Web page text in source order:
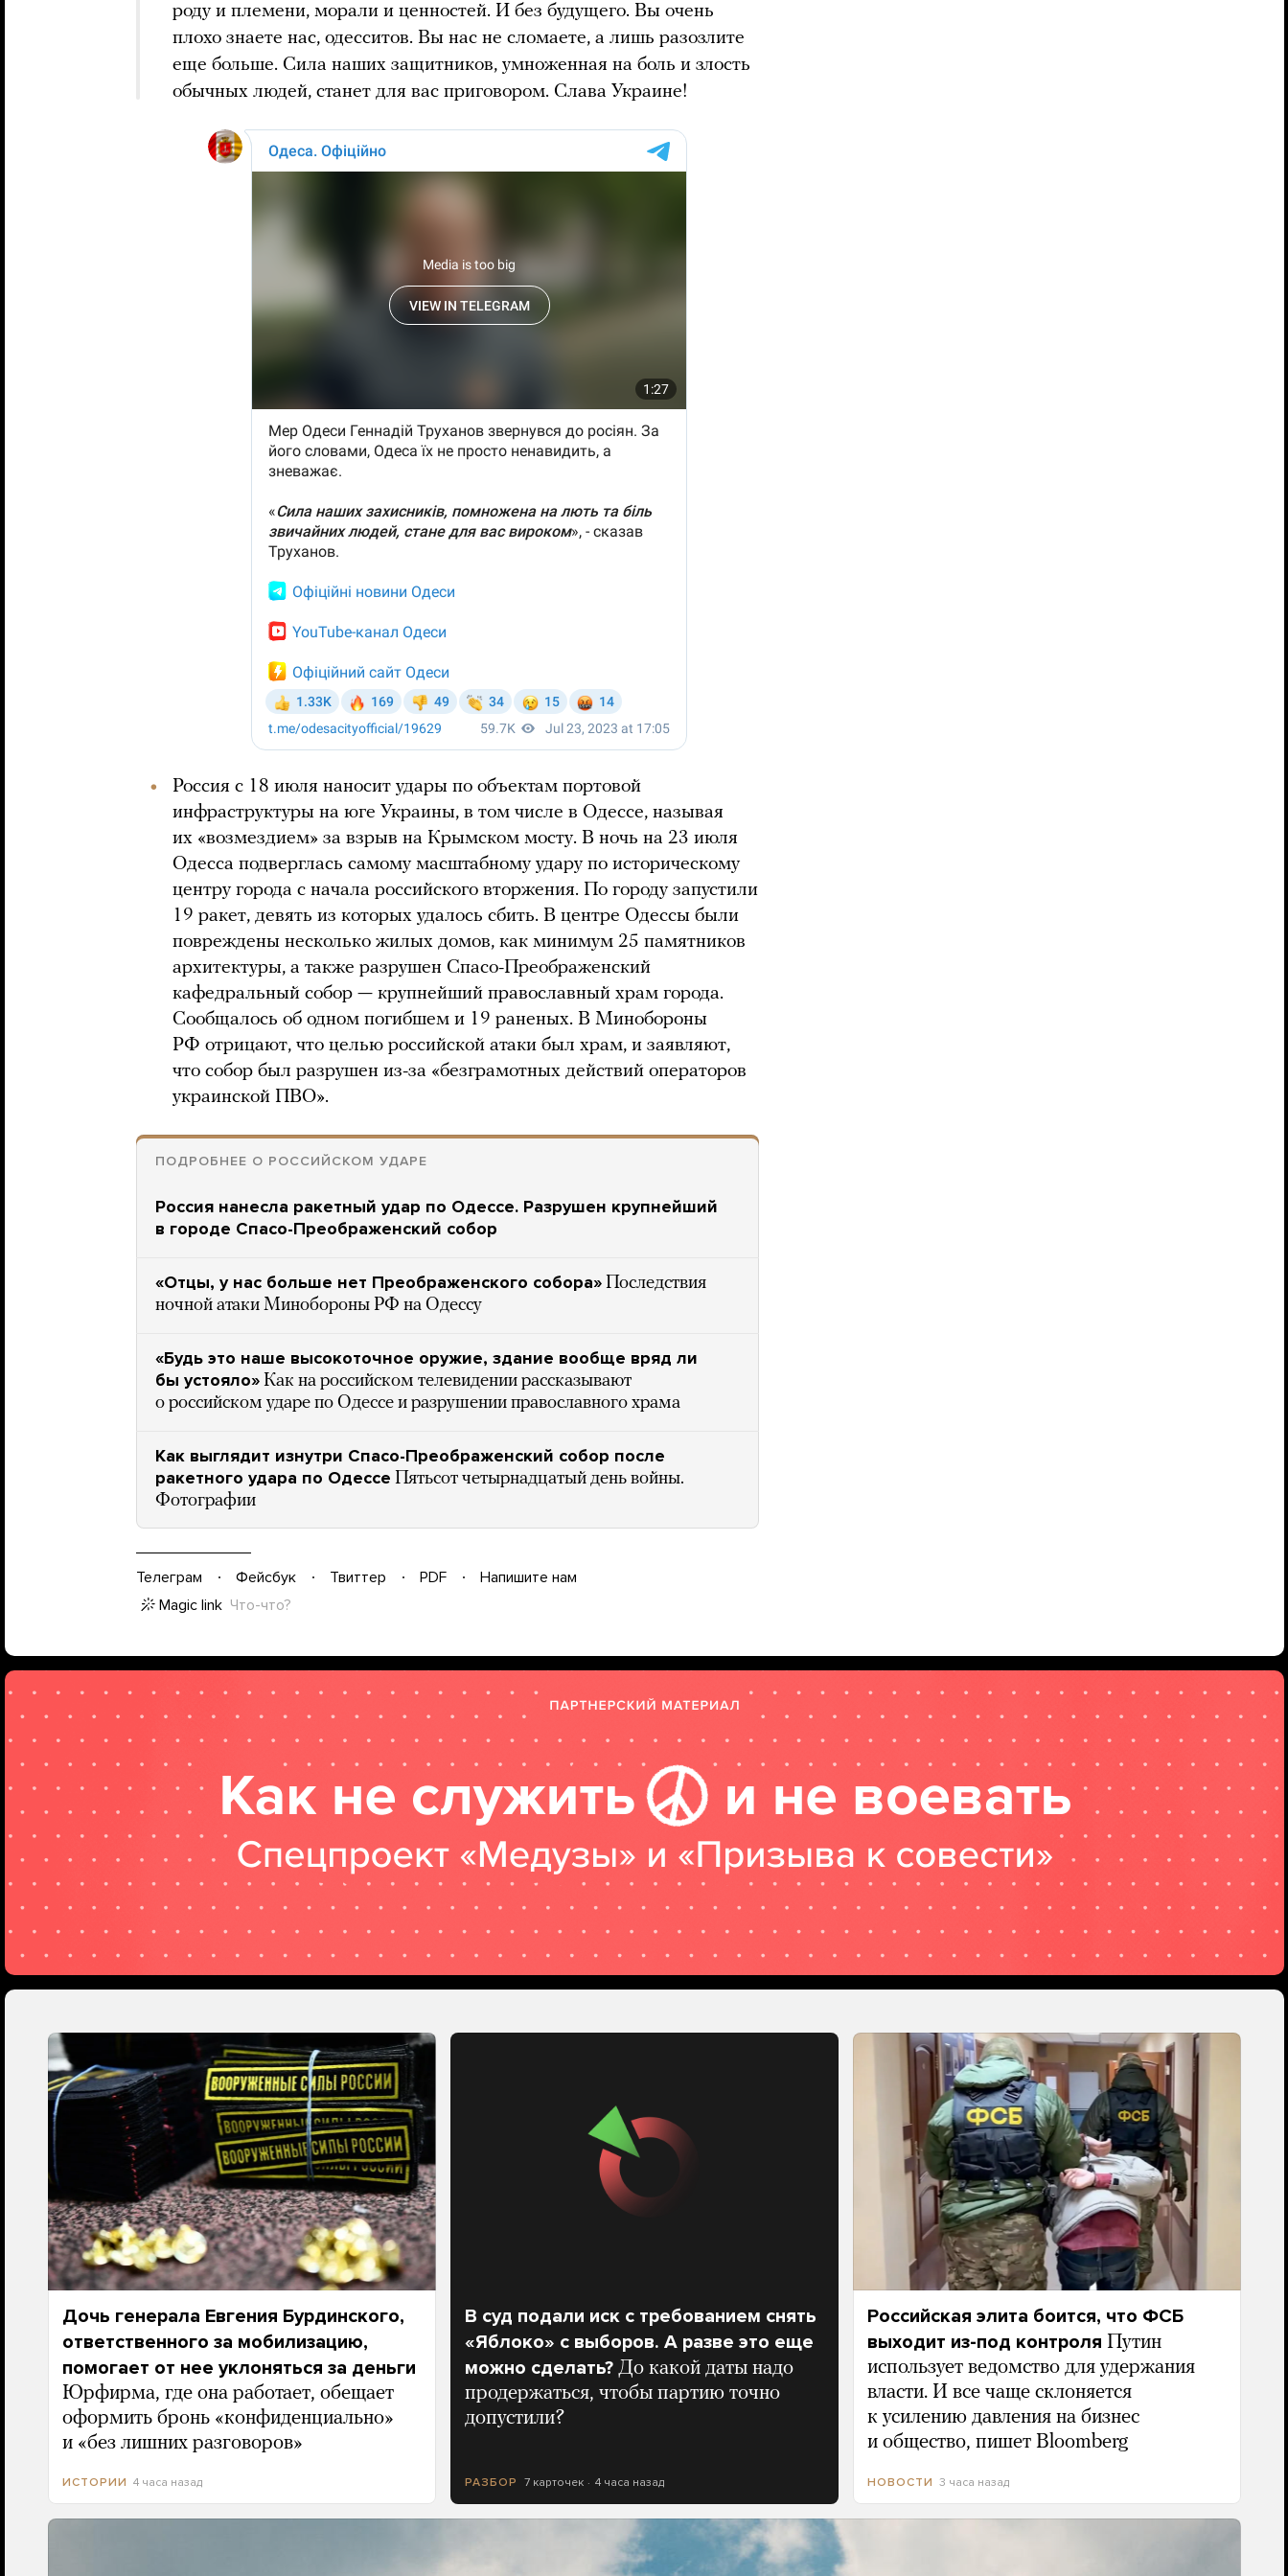
роду и племени, морали и ценностей. И без будущего. Вы очень
плохо знаете нас, одесситов. Вы нас не сломаете, а лишь разозлите
еще больше. Сила наших защитников, умноженная на боль и злость
обычных людей, станет для вас приговором. Слава Украине!
Россия с 18 июля наносит удары по объектам портовой
инфраструктуры на юге Украины, в том числе в Одессе, называя
их «возмездием» за взрыв на Крымском мосту. В ночь на 23 июля
Одесса подверглась самому масштабному удару по историческому
центру города с начала российского вторжения. По городу запустили
19 ракет, девять из которых удалось сбить. В центре Одессы были
повреждены несколько жилых домов, как минимум 25 памятников
архитектуры, а также разрушен Спасо-Преображенский
кафедральный собор — крупнейший православный храм города.
Сообщалось об одном погибшем и 19 раненых. В Минобороны
РФ отрицают, что целью российской атаки был храм, и заявляют,
что собор был разрушен из-за «безграмотных действий операторов
украинской ПВО».
ПОДРОБНЕЕ О РОССИЙСКОМ УДАРЕ
Россия нанесла ракетный удар по Одессе. Разрушен крупнейший
в городе Спасо-Преображенский собор
«Отцы, у нас больше нет Преображенского собора» Последствия
ночной атаки Минобороны РФ на Одессу
«Будь это наше высокоточное оружие, здание вообще вряд ли
бы устояло» Как на российском телевидении рассказывают
о российском ударе по Одессе и разрушении православного храма
Как выглядит изнутри Спасо-Преображенский собор после
ракетного удара по Одессе Пятьсот четырнадцатый день войны.
Фотографии
Телеграм Фейсбук Твиттер PDF
Напишите нам
Magic link Что-что?
Дочь генерала Евгения Бурдинского,
ответственного за мобилизацию,
помогает от нее уклоняться за деньги
Юрфирма, где она работает, обещает
оформить бронь «конфиденциально»
и «без лишних разговоров»
ИСТОРИИ 4 часа назад
В суд подали иск с требованием снять
«Яблоко» с выборов. А разве это еще
можно сделать? До какой даты надо
продержаться, чтобы партию точно
допустили?
РАЗБОР 7 карточек 4 часа назад
Российская элита боится, что ФСБ
выходит из-под контроля Путин
использует ведомство для удержания
власти. И все чаще склоняется
к усилению давления на бизнес
и общество, пишет Bloomberg
НОВОСТИ 3 часа назад